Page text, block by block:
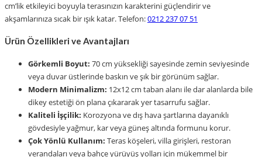
cm’lik etkileyici boyuyla terasınızın karakterini güçlendirir ve
akşamlarınıza sıcak bir ışık katar. Telefon:0212 237 07 51
Ürün Özellikleri ve Avantajları
Görkemli Boyut: 70 cm yüksekliği sayesinde zemin seviyesinde
veya duvar üstlerinde baskın ve şık bir görünüm sağlar.
Modern Minimalizm: 12x12 cm taban alanı ile dar alanlarda bile
dikey estetiği ön plana çıkararak yer tasarrufu sağlar.
Kaliteli İşçilik: Korozyona ve dış hava şartlarına dayanıklı
gövdesiyle yağmur, kar veya güneş altında formunu korur.
Çok Yönlü Kullanım: Teras köşeleri, villa girişleri, restoran
verandaları veya bahçe yürüyüş yolları için mükemmel bir